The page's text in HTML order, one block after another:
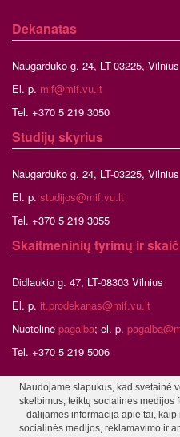
Dekanatas
Naugarduko g. 24, LT-03225, Vilnius
El. p. mif@mif.vu.lt
Tel. +370 5 219 3050
Studijų skyrius
Naugarduko g. 24, LT-03225, Vilnius
El. p. studijos@mif.vu.lt
Tel. +370 5 219 3055
Skaitmeninių tyrimų ir
Didlaukio g. 47, LT-08303 Vilnius
El. p. it.prodekanas@mif.vu.lt
Nuotolinė pagalba; el. p.
Tel. +370 5 219 5006
©2026 Vilniaus universitetas,
Tinklalapio
Naudojame slapukus, kad svetainė
skelbimus, teiktų socialinės medijos
dalijamės informacija apie tai,
socialinės medijos, reklamavimo ir